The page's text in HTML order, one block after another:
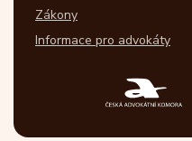
Zákony
Informace pro advokáty